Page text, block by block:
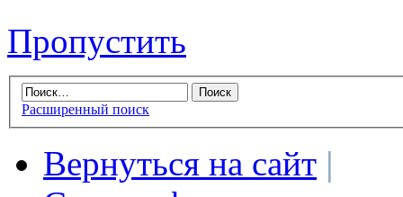
Пропустить
Расширенный поиск
Вернуться на сайт |